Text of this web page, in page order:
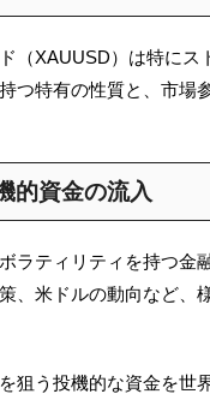
（XAUUSD）は特にス
つ特有の性質と、市場
的資金の流入
ラティリティを持つ金
、米ドルの動向など、
狙う投機的な資金を世